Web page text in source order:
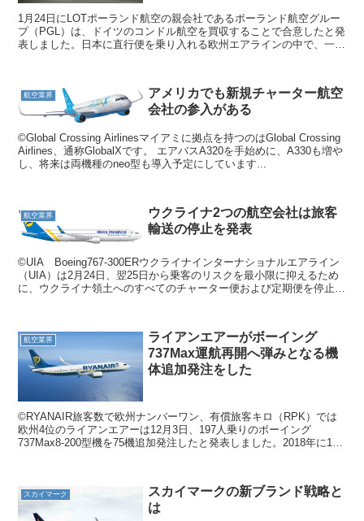
1月24日にLOTポーランド航空の親会社であるポーランド航空グルー
プ（PGL）は、ドイツのコンドル航空を買収することで合意したと発
表しました。日本に直行便を乗り入れる欧州エアラインの中で、一番
航空業界
アメリカでも新規チャーター航空
会社の参入がある
©Global Crossing Airlinesマイアミに拠点を持つのはGlobal Crossing
Airlines、通称GlobalXです。 エアバスA320を手始めに、A330も増や
し、将来は両機種のneo型も導入予定にしています...
航空業界
ウクライナ2つの航空会社は旅客
輸送の停止を発表
©UIA Boeing767-300ERウクライナインターナショナルエアライン
（UIA）は2月24日、翌25日から乗客のリスクを最小限に抑えるため
に、ウクライナ領土へのすべてのチャーター便および定期便を停止す
航空業界
ライアンエアーがボーイング
737Max運航再開へ弾みとなる機
体追加発注をした
©RYANAIR旅客数で欧州ナンバーワン、有償旅客キロ（RPK）では
欧州4位のライアンエアーは12月3日、197人乗りのボーイング
737Max8-200型機を75機追加発注したと発表しました。2018年に135
スカイマーク
スカイマークの新ブランド戦略と
は